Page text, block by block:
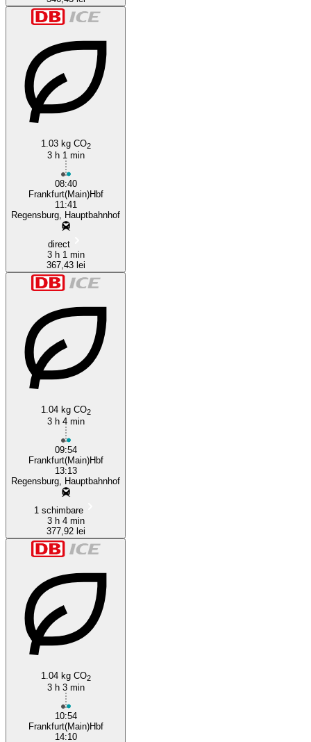
1.03 kg CO2
3 h 1 min
08:40
Frankfurt(Main)Hbf
11:41
Regensburg, Hauptbahnhof
direct
3 h 1 min
367,43 lei
1.04 kg CO2
3 h 4 min
09:54
Frankfurt(Main)Hbf
13:13
Regensburg, Hauptbahnhof
1 schimbare
3 h 4 min
377,92 lei
1.04 kg CO2
3 h 3 min
10:54
Frankfurt(Main)Hbf
14:10